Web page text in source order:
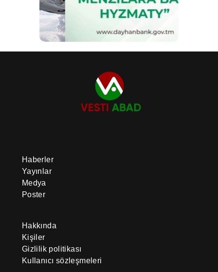
Haberler
Yayınlar
Medya
Poster
Hakkında
Kişiler
Gizlilik politikası
Kullanıcı sözleşmeleri